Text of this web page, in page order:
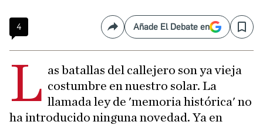
4 CompartirAñade El Debate en Save
L as batallas del callejero son ya vieja
costumbre en nuestro solar. La
llamada ley de 'memoria histórica' no
ha introducido ninguna novedad. Ya en